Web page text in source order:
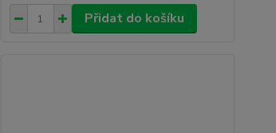
Přidat do košíku